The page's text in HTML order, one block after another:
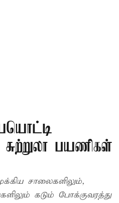
பயணிகள்
சாலைகளிலும்,
கடும் போக்குவரத்து